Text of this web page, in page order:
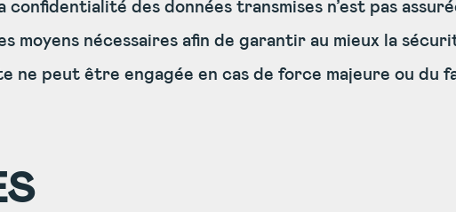
des données transmises n’est pas
moyens nécessaires afin de garantir au mieux la
ne peut être engagée en cas de force majeure ou du